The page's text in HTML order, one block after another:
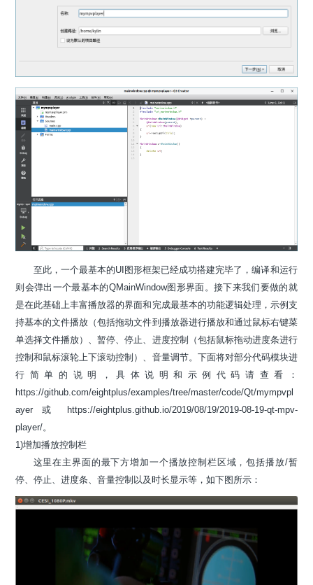
至此，一个最基本的UI图形框架已经成功搭建完毕了，编译和运行
则会弹出一个最基本的QMainWindow图形界面。接下来我们要做的就
是在此基础上丰富播放器的界面和完成最基本的功能逻辑处理，示例支
持基本的文件播放（包括拖动文件到播放器进行播放和通过鼠标右键菜
单选择文件播放）、暂停、停止、进度控制（包括鼠标拖动进度条进行
控制和鼠标滚轮上下滚动控制）、音量调节。下面将对部分代码模块进
行简单的说明，具体说明和示例代码请查看：
https://github.com/eightplus/examples/tree/master/code/Qt/mympvpl
ayer 或 https://eightplus.github.io/2019/08/19/2019-08-19-qt-mpv-
player/。
1)增加播放控制栏
这里在主界面的最下方增加一个播放控制栏区域，包括播放/暂
停、停止、进度条、音量控制以及时长显示等，如下图所示：